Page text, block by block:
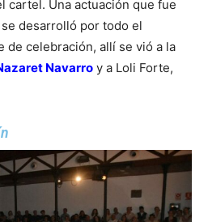
cartel. Una actuación que fue
desarrolló por todo el
de celebración, allí se vió a la
Navarro y a Loli Forte,